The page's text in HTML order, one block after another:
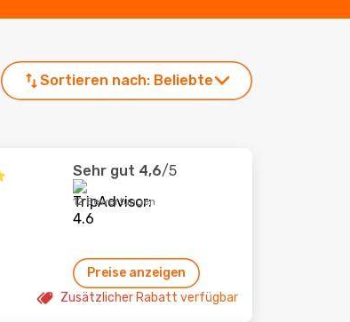
Sortieren nach: Beliebte
Sehr gut 4,6/5
12 Bewertungen
Preise anzeigen
Zusätzlicher Rabatt verfügbar